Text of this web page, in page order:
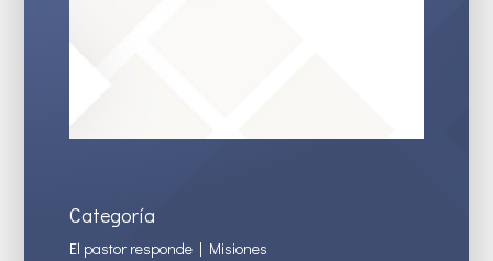
Categoría
El pastor responde| Misiones